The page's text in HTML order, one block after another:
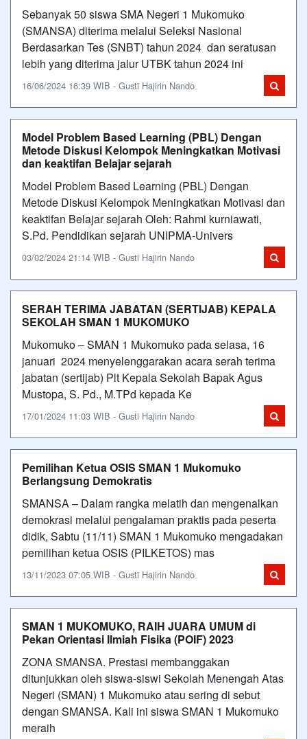
Sebanyak 50 siswa SMA Negeri 1 Mukomuko
(SMANSA) diterima melalui Seleksi Nasional
Berdasarkan Tes (SNBT) tahun 2024 dan seratusan
lebih yang diterima jalur UTBK tahun 2024 ini
16/06/2024 16:39 WIB - Gusti Hajirin Nando
Model Problem Based Learning (PBL) Dengan
Metode Diskusi Kelompok Meningkatkan Motivasi
dan keaktifan Belajar sejarah
Model Problem Based Learning (PBL) Dengan
Metode Diskusi Kelompok Meningkatkan Motivasi dan
keaktifan Belajar sejarah Oleh: Rahmi kurniawati,
S.Pd. Pendidikan sejarah UNIPMA-Univers
03/02/2024 21:14 WIB - Gusti Hajirin Nando
SERAH TERIMA JABATAN (SERTIJAB) KEPALA
SEKOLAH SMAN 1 MUKOMUKO
Mukomuko – SMAN 1 Mukomuko pada selasa, 16
januari 2024 menyelenggarakan acara serah terima
jabatan (sertijab) Plt Kepala Sekolah Bapak Agus
Mustopa, S. Pd., M.TPd kepada Ke
17/01/2024 11:03 WIB - Gusti Hajirin Nando
Pemilihan Ketua OSIS SMAN 1 Mukomuko
Berlangsung Demokratis
SMANSA – Dalam rangka melatih dan mengenalkan
demokrasi melalui pengalaman praktis pada peserta
didik, Sabtu (11/11) SMAN 1 Mukomuko mengadakan
pemilihan ketua OSIS (PILKETOS) mas
13/11/2023 07:05 WIB - Gusti Hajirin Nando
SMAN 1 MUKOMUKO, RAIH JUARA UMUM di
Pekan Orientasi Ilmiah Fisika (POIF) 2023
ZONA SMANSA. Prestasi membanggakan
ditunjukkan oleh siswa-siswi Sekolah Menengah Atas
Negeri (SMAN) 1 Mukomuko atau sering di sebut
dengan SMANSA. Kali ini siswa SMAN 1 Mukomuko
meraih